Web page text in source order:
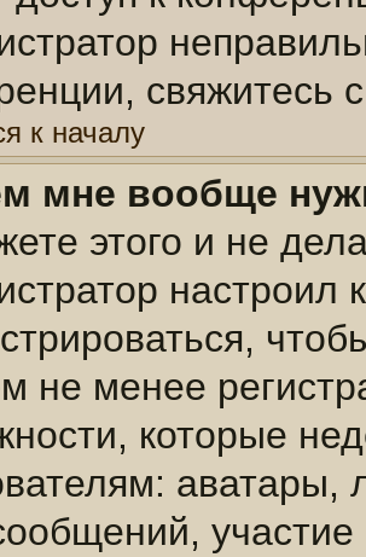
свяжитесь
к началу
мне вообще
этого и не
не менее
которые
аватары,
участие